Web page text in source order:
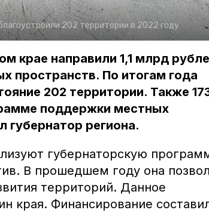
202 территории в 2022 году
крае направили 1,1 млрд
пространств. По итогам года
202 территории. Также
поддержки местных
региона.
губернаторскую
В прошедшем году она
территорий. Данное
края. Финансирование